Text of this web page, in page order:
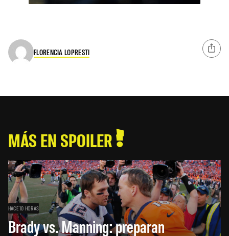
FLORENCIA LOPRESTI
MÁS EN SPOILER
HACE 10 HORAS
Brady vs. Manning: preparan